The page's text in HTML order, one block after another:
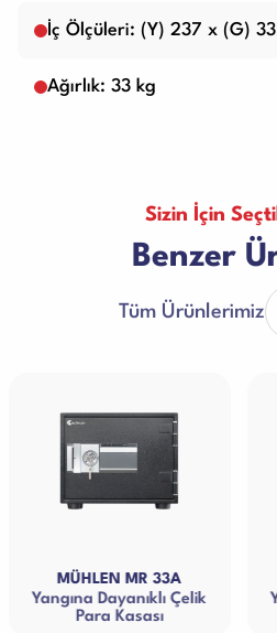
İç Ölçüleri: (Y) 237 x (G)
Ağırlık: 33 kg
Sizin İçin
Benzer
Tüm Ürünlerimiz
MÜHLEN MR 53A
Yangına Dayanıklı Çelik
Para Kasası